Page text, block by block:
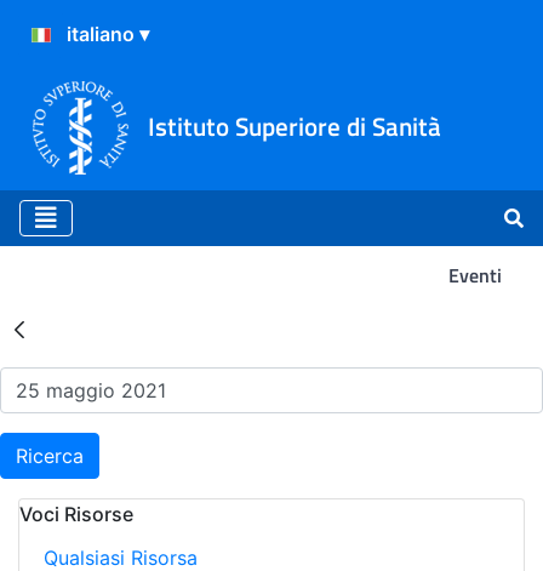
Istituto Superiore di Sanità
Eventi
Risultati della Ricerca -
Ricerca
Voci Risorse
Qualsiasi Risorsa